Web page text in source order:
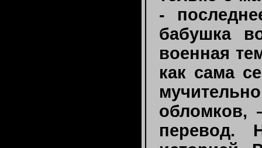
-
бабушка
военная
как сама
перевод.